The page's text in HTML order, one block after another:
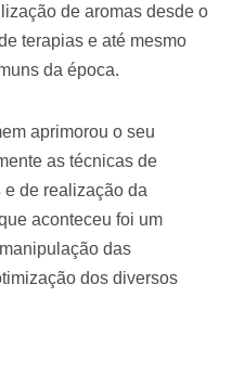
de aromas desde o
terapias e até mesmo
da época.
aprimorou o seu
as técnicas de
e de realização da
aconteceu foi um
das
dos diversos